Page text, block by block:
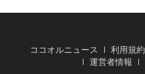
ココオルニュース 利用規約
運営者情報